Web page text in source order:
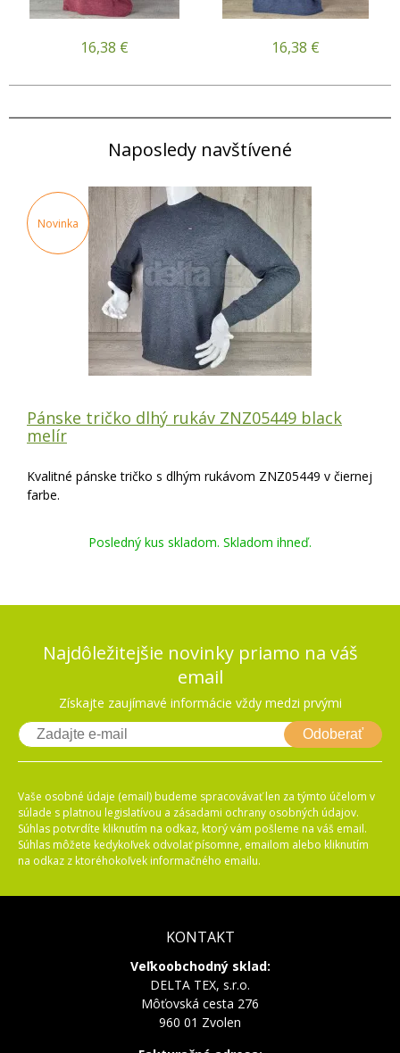
16,38 € 16,38 €
Naposledy navštívené
Novinka
Pánske tričko dlhý rukáv ZNZ05449 black
melír
Kvalitné pánske tričko s dlhým rukávom ZNZ05449 v čiernej
farbe.
Posledný kus skladom. Skladom ihneď.
Najdôležitejšie novinky priamo na váš
email
Získajte zaujímavé informácie vždy medzi prvými
Odoberať
Vaše osobné údaje (email) budeme spracovávať len za týmto účelom v
súlade s platnou legislatívou a zásadami ochrany osobných údajov.
Súhlas potvrdíte kliknutím na odkaz, ktorý vám pošleme na váš email.
Súhlas môžete kedykoľvek odvolať písomne, emailom alebo kliknutím
na odkaz z ktoréhokoľvek informačného emailu.
KONTAKT
Veľkoobchodný sklad:
DELTA TEX, s.r.o.
Môťovská cesta 276
960 01 Zvolen